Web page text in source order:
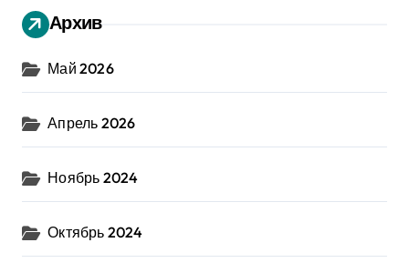
Архив
Май 2026
Апрель 2026
Ноябрь 2024
Октябрь 2024